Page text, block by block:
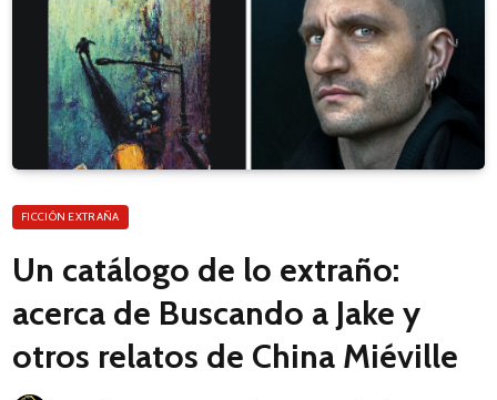
FICCIÓN EXTRAÑA
Un catálogo de lo extraño:
acerca de Buscando a Jake y
otros relatos de China Miéville